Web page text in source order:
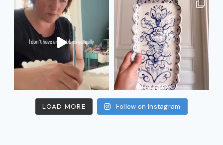
LOAD MORE Follow on Instagram